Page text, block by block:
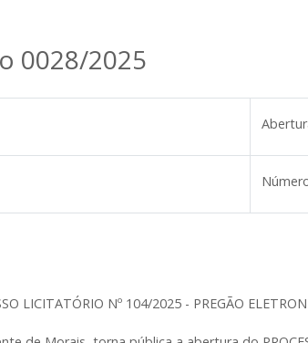
0028/2025
LICITATÓRIO Nº 104/2025 - PREGÃO